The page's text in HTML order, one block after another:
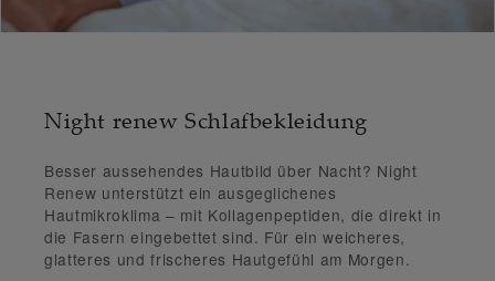
Night renew Schlafbekleidung
Besser aussehendes Hautbild über Nacht? Night
Renew unterstützt ein ausgeglichenes
Hautmikroklima – mit Kollagenpeptiden, die direkt in
die Fasern eingebettet sind. Für ein weicheres,
glatteres und frischeres Hautgefühl am Morgen.